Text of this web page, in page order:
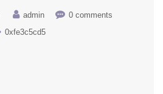
admin
0 comments
0xfe3c5cd5